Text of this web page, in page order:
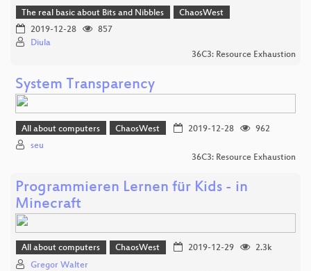
The real basic about Bits and Nibbles
ChaosWest
2019-12-28
857
Diula
36C3: Resource Exhaustion
System Transparency
All about computers ChaosWest 2019-12-28
962
seu
36C3: Resource Exhaustion
Programmieren Lernen für Kids - in
Minecraft
All about computers ChaosWest 2019-12-29
2.3k
Gregor Walter